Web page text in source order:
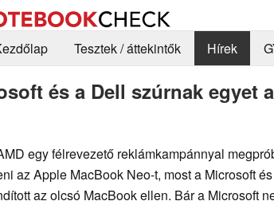
Tesztek / áttekintők Hírek
és a Dell szúrnak egyet
egy félrevezető reklámkampánnyal
az Apple MacBook Neo-t, most a Microsoft
az olcsó MacBook ellen. Bár a Microsoft